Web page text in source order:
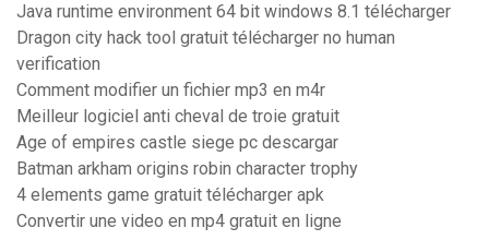
Java runtime environment 64 bit windows 8.1 télécharger
Dragon city hack tool gratuit télécharger no human
verification
Comment modifier un fichier mp3 en m4r
Meilleur logiciel anti cheval de troie gratuit
Age of empires castle siege pc descargar
Batman arkham origins robin character trophy
4 elements game gratuit télécharger apk
Convertir une video en mp4 gratuit en ligne